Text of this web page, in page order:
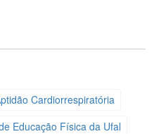
Cardiorrespiratória
Educação Física da Ufal